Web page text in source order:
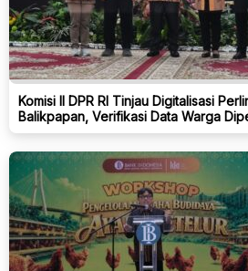
Komisi II DPR RI Tinjau Digitalisasi
Balikpapan, Verifikasi Data Warga